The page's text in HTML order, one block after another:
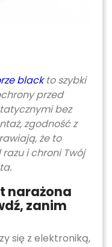
blackto szybki
przed
bez
zgodność z
że to
i chroni Twój
narażona
zanim
się z elektroniką,